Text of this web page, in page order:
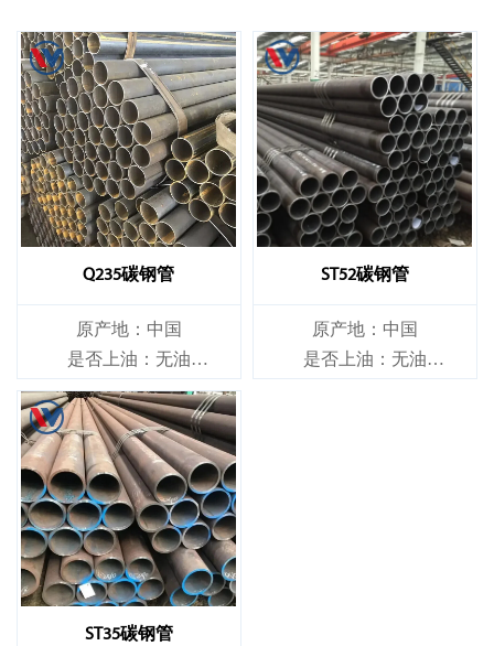
Q235碳钢管
原产地：中国
是否上油：无油
是否合金：非合金
ST52碳钢管
原产地：中国
是否上油：无油
ST35碳钢管